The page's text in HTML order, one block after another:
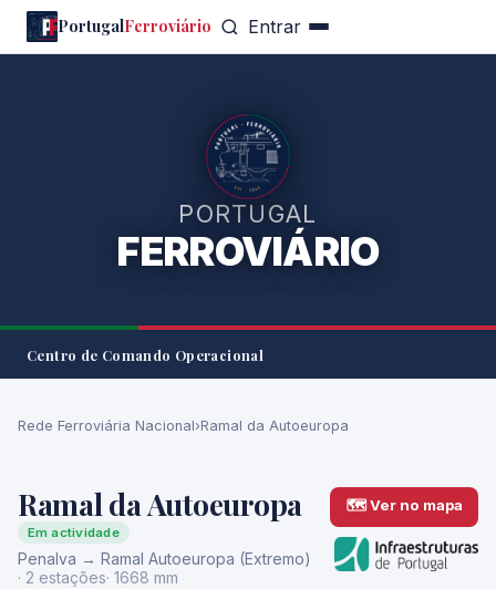
PortugalFerroviário Entrar
PORTUGAL
FERROVIÁRIO
Centro de Comando Operacional
Rede Ferroviária Nacional›Ramal da Autoeuropa
Ramal da Autoeuropa
Em actividade
Penalva → Ramal Autoeuropa (Extremo)
· 2 estações· 1668 mm
🗺 Ver no mapa